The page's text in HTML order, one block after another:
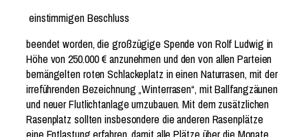
einstimmigen Beschluss
beendet worden, die großzügige Spende von Rolf Ludwig in
Höhe von 250.000 € anzunehmen und den von allen Parteien
bemängelten roten Schlackeplatz in einen Naturrasen, mit der
irreführenden Bezeichnung „Winterrasen“, mit Ballfangzäunen
und neuer Flutlichtanlage umzubauen. Mit dem zusätzlichen
Rasenplatz sollten insbesondere die anderen Rasenplätze